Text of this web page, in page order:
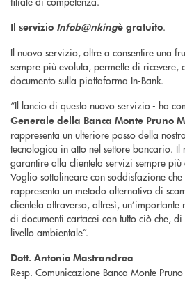
Il servizio Infob@nkingè gratuito.
Il nuovo servizio, oltre a consentire una
sempre più evoluta, permette di
documento sulla piattaforma In-Bank.
“Il lancio di questo nuovo servizio - ha
Generale della Banca Monte Pruno
rappresenta un ulteriore passo della
tecnologica in atto nel settore bancario.
garantire alla clientela servizi sempre
Voglio sottolineare con soddisfazione
rappresenta un metodo alternativo di
clientela attraverso, altresì,
di documenti cartacei con tutto ciò che,
livello ambientale”.
Dott. Antonio Mastrandrea
Resp. Comunicazione Banca Monte Pruno